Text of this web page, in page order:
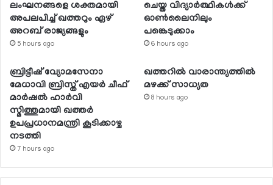
ലംഘനങ്ങളെ ശക്തമായി
അപലപിച്ച് ഖത്തറും ഏഴ്
അറബ് രാജ്യങ്ങളും
5 hours ago
ചെയ്ത വിദ്യാര്‍ത്ഥികള്‍ക്ക്
ഓണ്‍ലൈനിലും
പങ്കെടുക്കാം
6 hours ago
ബ്രിട്ടീഷ് വ്യോമസേനാ
മേധാവി ബ്രിസ്ത് എയര്‍ ചീഫ്
മാര്‍ഷല്‍ ഹാര്‍വി
സ്മിത്തുമായി ഖത്തര്‍
ഉപപ്രധാനമന്ത്രി കൂടിക്കാഴ്ച
നടത്തി
7 hours ago
ഖത്തറില്‍ വാരാന്ത്യത്തില്‍
മഴക്ക് സാധ്യത
8 hours ago